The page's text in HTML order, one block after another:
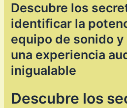
Descubre los
identificar la
equipo de sonido
una experiencia
inigualable
Descubre los